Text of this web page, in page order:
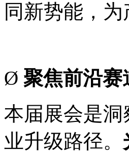
同新势能，
Ø 聚焦前沿赛
本届展会是
业升级路径。